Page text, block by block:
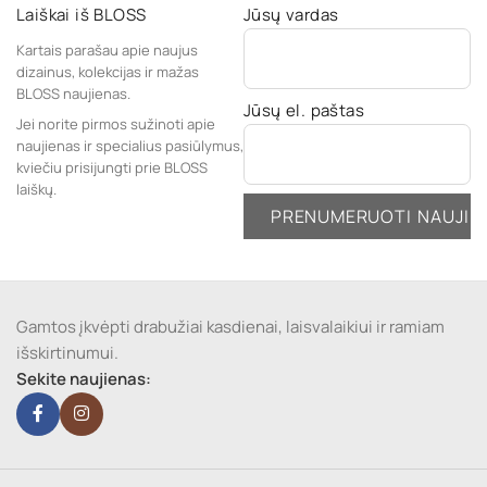
Laiškai iš BLOSS
Kartais parašau apie naujus
dizainus, kolekcijas ir mažas
BLOSS naujienas.
Jei norite pirmos sužinoti apie
naujienas ir specialius pasiūlymus,
kviečiu prisijungti prie BLOSS
laiškų.
Jūsų vardas
Jūsų el. paštas
Gamtos įkvėpti drabužiai kasdienai, laisvalaikiui ir ramiam
išskirtinumui.
Sekite naujienas: